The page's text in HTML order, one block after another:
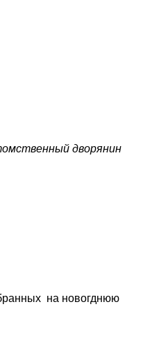
дворянин
на новогднюю